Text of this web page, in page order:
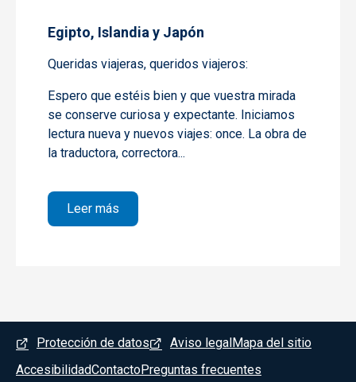
Egipto, Islandia y Japón
Queridas viajeras, queridos viajeros:
Espero que estéis bien y que vuestra mirada
se conserve curiosa y expectante. Iniciamos
lectura nueva y nuevos viajes: once. La obra de
la traductora, correctora...
Leer más
Menú del pie
Protección de datos Aviso legal Mapa del sitio
AccesibilidadContactoPreguntas frecuentes